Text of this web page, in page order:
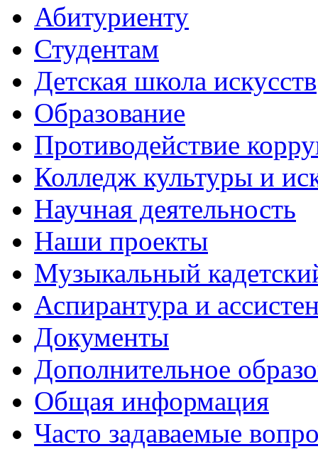
Абитуриенту
Студентам
Детская школа искусств
Образование
Противодействие
Колледж культуры и
Научная деятельность
Наши проекты
Музыкальный
Аспирантура и
Документы
Дополнительное
Общая информация
Часто задаваемые